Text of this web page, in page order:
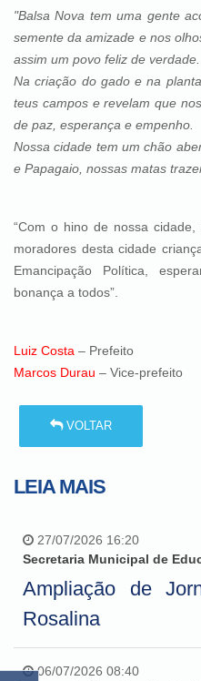
"Balsa Nova tem uma gente
semente da amizade e nos
assim um povo feliz de verdade.
Na criação do gado e na
teus campos e revelam que
de paz, esperança e empenho.
Nossa cidade tem um chão
e Papagaio, nossas matas
“Com o hino de nossa
moradores desta cidade
Emancipação Política,
bonança a todos”.
Luiz Costa – Prefeito
Marcos Durau – Vice-prefeito
VOLTAR
LEIA MAIS
27/07/2026 16:20
Secretaria Municipal de
Ampliação de
Rosalina
06/07/2026 08:40